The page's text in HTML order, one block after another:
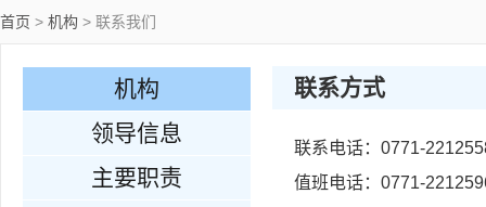
首页 机构 联系我们
机构
领导信息
主要职责
联系方式
联系电话：0771-
值班电话：0771-